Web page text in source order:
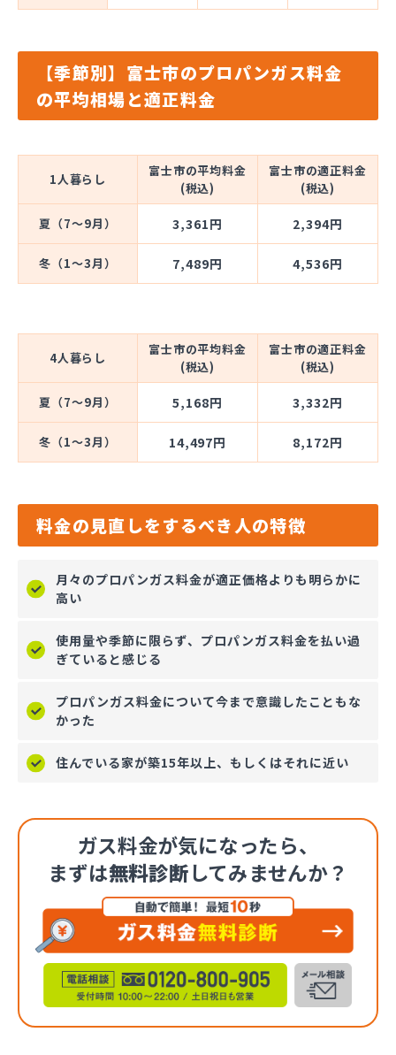
【季節別】富士市のプロパンガス料金
の平均相場と適正料金
1人暮らし
富士市の平均料金
(税込)
富士市の適正料金
(税込)
夏（7～9月） 3,361円 2,394円
冬（1～3月） 7,489円 4,536円
4人暮らし
富士市の平均料金
(税込)
富士市の適正料金
(税込)
夏（7～9月） 5,168円 3,332円
冬（1～3月） 14,497円 8,172円
料金の見直しをするべき人の特徴
月々のプロパンガス料金が適正価格よりも明らかに
高い
使用量や季節に限らず、プロパンガス料金を払い過
ぎていると感じる
プロパンガス料金について今まで意識したこともな
かった
住んでいる家が築15年以上、もしくはそれに近い
ガス料金が気になったら、
まずは無料診断してみませんか？